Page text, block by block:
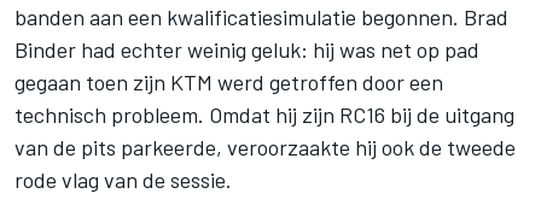
banden aan een kwalificatiesimulatie begonnen. Brad
Binder had echter weinig geluk: hij was net op pad
gegaan toen zijn KTM werd getroffen door een
technisch probleem. Omdat hij zijn RC16 bij de uitgang
van de pits parkeerde, veroorzaakte hij ook de tweede
rode vlag van de sessie.